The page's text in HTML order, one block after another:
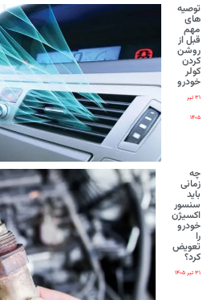
توصیه
های
مهم
قبل از
روشن
کردن
کولر
خودرو
۳۱ تیر
۱۴۰۵
چه
زمانی
باید
سنسور
اکسیژن
خودرو
را
تعویض
کرد؟
۳۱ تیر ۱۴۰۵